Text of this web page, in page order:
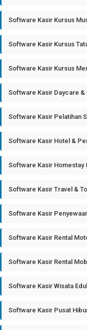
Software Kasir Kursus
Software Kasir Kursus
Software Kasir Kursus
Software Kasir Daycare &
Software Kasir Pelatihan
Software Kasir Hotel &
Software Kasir Homestay
Software Kasir Travel &
Software Kasir
Software Kasir Rental
Software Kasir Rental
Software Kasir Wisata
Software Kasir Pusat